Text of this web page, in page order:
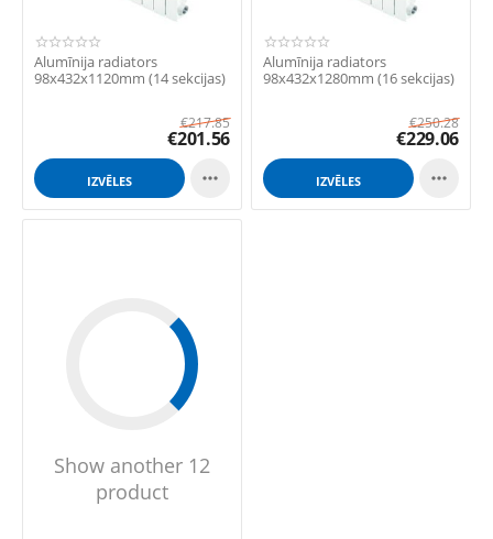
Alumīnija radiators
98x432x1120mm (14 sekcijas)
€217.85
€201.56
IZVĒLES 
Alumīnija radiators
98x432x1280mm (16 sekcijas)
€250.28
€229.06
IZVĒLES 
Show another 12
product